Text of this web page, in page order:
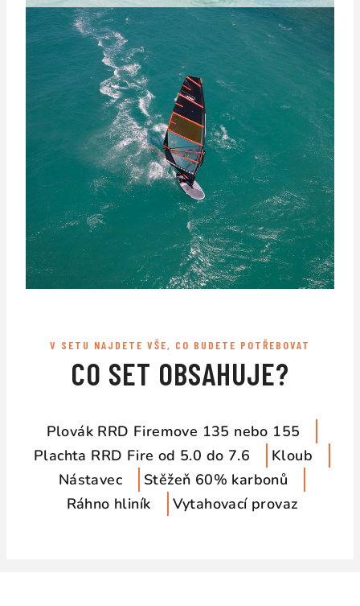
V SETU NAJDETE VŠE, CO BUDETE POTŘEBOVAT
CO SET OBSAHUJE?
Plovák RRD Firemove 135 nebo 155
Plachta RRD Fire od 5.0 do 7.6
Kloub
Nástavec
Stěžeň 60% karbonů
Ráhno hliník
Vytahovací provaz